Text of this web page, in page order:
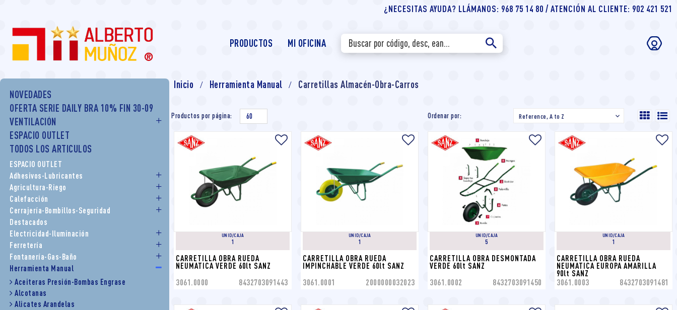
¿NECESITAS AYUDA? LLÁMANOS: 968 75 14 80 / ATENCIÓN AL CLIENTE: 902 421 521
PRODUCTOS MI OFICINA
NOVEDADES
OFERTA SERIE DAILY BRA 10% FIN 30-09
VENTILACIÓN
ESPACIO OUTLET
TODOS LOS ARTICULOS
ESPACIO OUTLET
Adhesivos-Lubricantes
Agricultura-Riego
Calefacción
Cerrajería-Bombillos-Seguridad
Destacados
Electricidad-Iluminación
Ferretería
Fontanería-Gas-Baño
Herramienta Manual
Aceiteras Presión-Bombas Engrase
Alcotanas
Alicates Arandelas
Inicio Herramienta Manual Carretillas Almacén-Obra-Carros
Productos por página: 60 Ordenar por: Reference, A to Z 
UNID/CAJA
1
CARRETILLA OBRA RUEDA
NEUMATICA VERDE 60lt SANZ
3061.0000 8432703091443
UNID/CAJA
1
CARRETILLA OBRA RUEDA
IMPINCHABLE VERDE 60lt SANZ
3061.0001 2000000032023
UNID/CAJA
5
CARRETILLA OBRA DESMONTADA
VERDE 60lt SANZ
3061.0002 8432703091450
UNID/CAJA
1
CARRETILLA OBRA RUEDA
NEUMATICA EUROPA AMARILLA
90lt SANZ
3061.0003 8432703091481